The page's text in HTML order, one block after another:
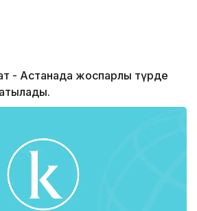
- Астанада жоспарлы түрде